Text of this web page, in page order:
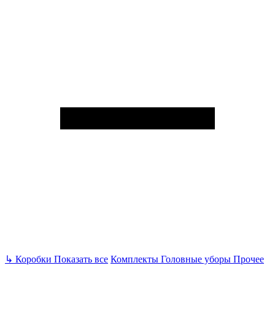
↳ Коробки Показать все Комплекты Головные уборы Прочее